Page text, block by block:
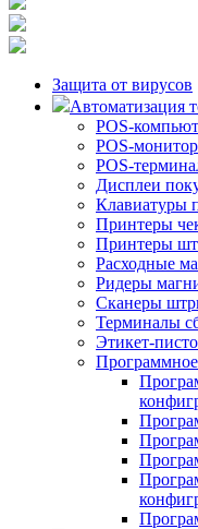
Защита от вирусов
Автоматизация
POS-
POS-
POS-
Дисплеи
Клавиатуры
Принтеры
Принтеры
Расходные
Ридеры
Сканеры
Терминалы
Этикет-